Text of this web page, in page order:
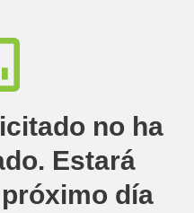
no ha
Estará
día